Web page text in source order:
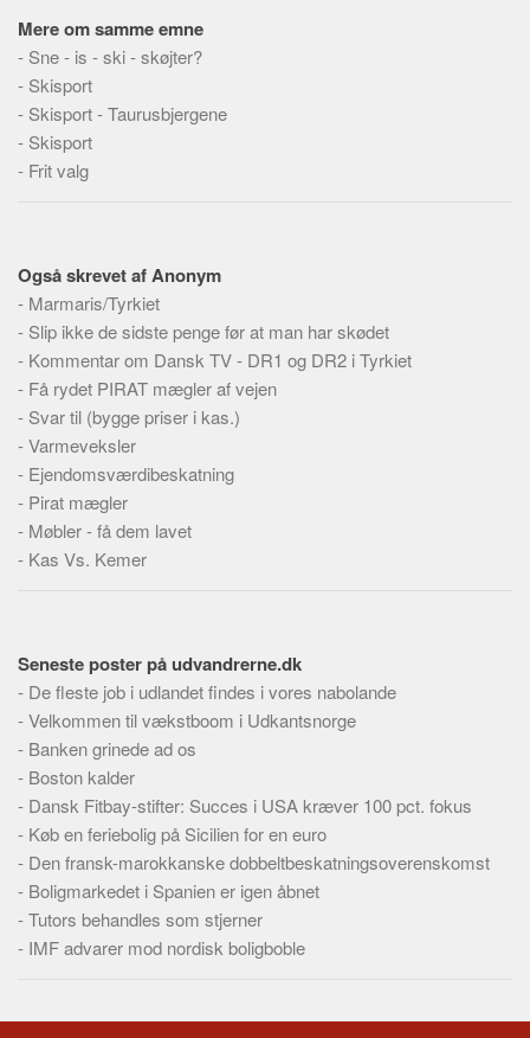
Virksomhed
Investering
Pension og opsparing
Forbrug
Social sikring og sundhed
Aspekter
Køb og salg
Økonomi
Jura og regler
Skatter og afgifter
Statistik
Praktisk
Alle
Dokumenttyper
Emner
Skribenter
Personer
Steder
Kilder
Om
Webstedet
Forhistorien
Mere om samme emne
- Sne - is - ski - skøjter?
- Skisport
- Skisport - Taurusbjergene
- Skisport
- Frit valg
Også skrevet af Anonym
- Marmaris/Tyrkiet
- Slip ikke de sidste penge før at man har skødet
- Kommentar om Dansk TV - DR1 og DR2 i Tyrkiet
- Få rydet PIRAT mægler af vejen
- Svar til (bygge priser i kas.)
-Varmeveksler
- Ejendomsværdibeskatning
- Pirat mægler
- Møbler - få dem lavet
- Kas Vs. Kemer
Seneste poster på udvandrerne.dk
- De fleste job i udlandet findes i vores nabolande
-Velkommen til vækstboom i Udkantsnorge
- Banken grinede ad os
- Boston kalder
- Dansk Fitbay-stifter: Succes i USA kræver 100 pct. fokus
- Køb en feriebolig på Sicilien for en euro
- Den fransk-marokkanske dobbeltbeskatningsoverenskomst
- Boligmarkedet i Spanien er igen åbnet
-Tutors behandles som stjerner
- IMF advarer mod nordisk boligboble